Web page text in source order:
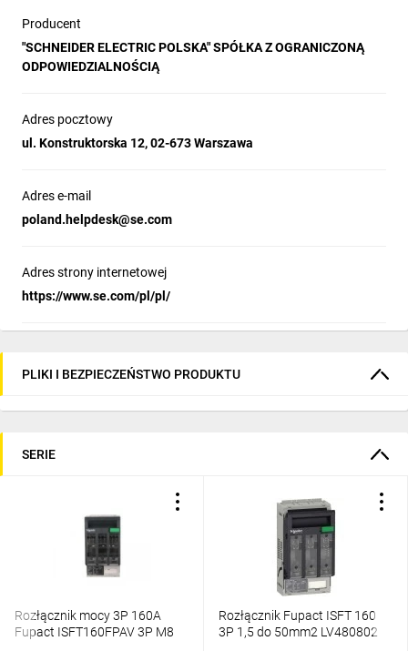
Producent
"SCHNEIDER ELECTRIC POLSKA" SPÓŁKA Z OGRANICZONĄ
ODPOWIEDZIALNOŚCIĄ
Adres pocztowy
ul. Konstruktorska 12, 02-673 Warszawa
Adres e-mail
poland.helpdesk@se.com
Adres strony internetowej
https://www.se.com/pl/pl/
PLIKI I BEZPIECZEŃSTWO PRODUKTU
SERIE
Rozłącznik mocy 3P 160A
Fupact ISFT160FPAV 3P M8
Rozłącznik Fupact ISFT 160
3P 1,5 do 50mm2 LV480802